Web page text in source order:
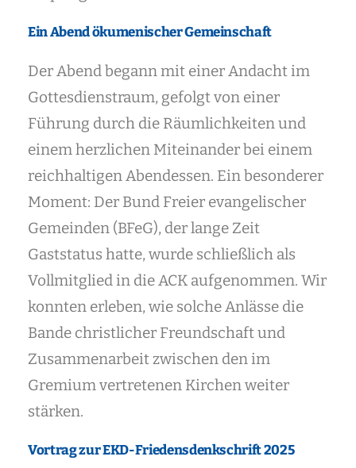
Ein Abend ökumenischer Gemeinschaft
Der Abend begann mit einer Andacht im
Gottesdienstraum, gefolgt von einer
Führung durch die Räumlichkeiten und
einem herzlichen Miteinander bei einem
reichhaltigen Abendessen. Ein besonderer
Moment: Der Bund Freier evangelischer
Gemeinden (BFeG), der lange Zeit
Gaststatus hatte, wurde schließlich als
Vollmitglied in die ACK aufgenommen. Wir
konnten erleben, wie solche Anlässe die
Bande christlicher Freundschaft und
Zusammenarbeit zwischen den im
Gremium vertretenen Kirchen weiter
stärken.
Vortrag zur EKD-Friedensdenkschrift 2025
Video-Anbieter. Es lädt externe Videos erst nach Zustimmung und
Cookies/Storage: baptistenVideoConsent:v2:*, bvw_provider_*,
bvw_video_*
Externe Medien
Zustimmung geladen.
Details
YouTube
Externe Videos · Google / YouTube
YouTube-Videos werden erst nach Zustimmung geladen. Dabei
können personenbezogene Daten an Google übertragen werden.
Cookies/Storage: VISITOR_INFO1_LIVE, YSC, PREF, CONSENT
Datenschutzinfos
Vimeo
Externe Videos· Vimeo
Vimeo-Videos werden erst nach Zustimmung geladen. Dabei können
Daten an Vimeo übertragen werden.
Cookies/Storage: vuid, playerDatenschutzinfos
Externe Video-URL
Externe Videoquellen aus dem Baptisten Video Widget werden erst
nach Zustimmung geladen. Anbieter, Cookies und
Cookies/Storage: anbieterabhängig